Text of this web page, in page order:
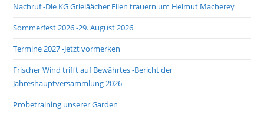
Nachruf -Die KG Grieläächer Ellen trauern um Helmut Macherey
Sommerfest 2026 -29. August 2026
Termine 2027 -Jetzt vormerken
Frischer Wind trifft auf Bewährtes -Bericht der
Jahreshauptversammlung 2026
Probetraining unserer Garden